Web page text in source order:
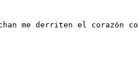
me derriten el corazón